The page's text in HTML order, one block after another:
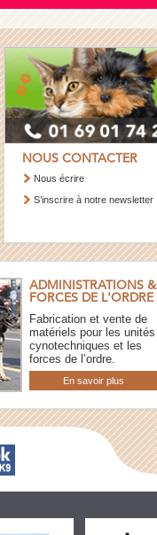
NOUS CONTACTER
Nous écrire
S’inscrire à notre newsletter
ADMINISTRATIONS &
FORCES DE L'ORDRE
Fabrication et vente de
matériels pour les unités
cynotechniques et les
forces de l’ordre.
En savoir plus